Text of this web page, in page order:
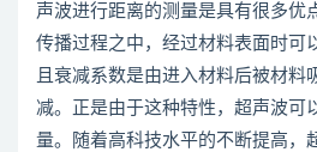
声波进行距离的测量是具有很多优
传播过程之中，经过材料表面时可
且衰减系数是由进入材料后被材料
减。正是由于这种特性，超声波可
量。随着高科技水平的不断提高，